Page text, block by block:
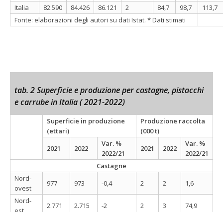
Italia
82.590 84.426 86.121 2 84,7 98,7
113,7
Fonte: elaborazioni degli autori su dati Istat. * Dati stimati
tab. 2 Superficie e produzione per castagne, pistacchi
e carrube in Italia ( 2021-2022)
Superficie in produzione
(ettari)
Produzione raccolta
(000 t)
2021
2022
Var. %
2022/21
2021 2022
Var. %
2022/21
Castagne
Nord-
ovest
977 973 -0,4 2 2
1,6
Nord-
2.771 2.715 -2 2 3 74,9